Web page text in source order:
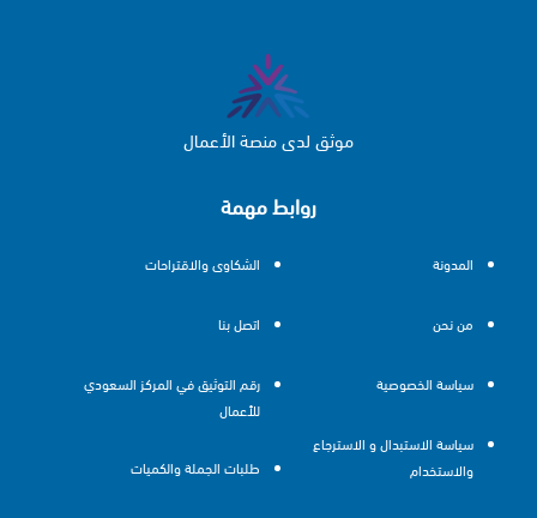
روابط مهمة
المدونة
من نحن
سياسة الخصوصية
سياسة الاستبدال و الاسترجاع
والاستخدام
الشكاوى والاقتراحات
اتصل بنا
رقم التوثيق في المركز السعودي
للأعمال
طلبات الجملة والكميات
موثق لدى منصة الأعمال